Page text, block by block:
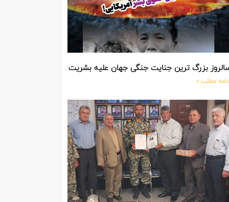
بزرگ ترین جنایت جنگی جهان علیه بشریت توسط بزرگ ترین
مطلب »